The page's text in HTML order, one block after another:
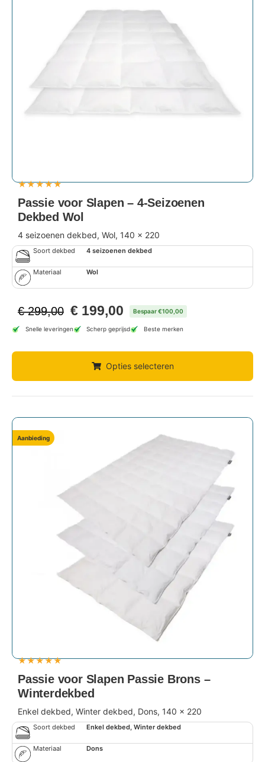
★★★★★
Passie voor Slapen – 4-Seizoenen
Dekbed Wol
4 seizoenen dekbed, Wol, 140 x 220
Soort dekbed 4 seizoenen dekbed
Materiaal Wol
€299,00 € 199,00 Bespaar €100,00
Snelle leveringen Scherp geprijsd Beste merken
Opties selecteren
Aanbieding
★★★★★
Passie voor Slapen Passie Brons –
Winterdekbed
Enkel dekbed, Winter dekbed, Dons, 140 x 220
Soort dekbed Enkel dekbed, Winter dekbed
Materiaal Dons